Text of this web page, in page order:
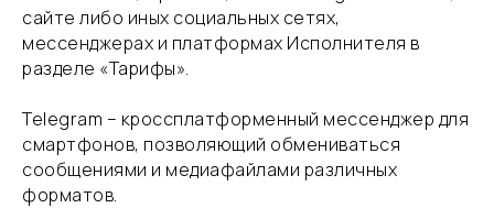
сайте либо иных социальных сетях,
мессенджерах и платформах Исполнителя в
разделе «Тарифы».
​Telegram – кроссплатформенный мессенджер для
смартфонов, позволяющий обмениваться
сообщениями и медиафайлами различных
форматов.